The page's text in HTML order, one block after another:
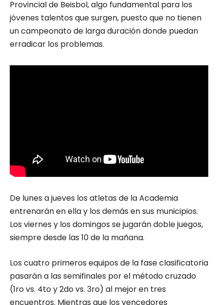
Provincial de Beisbol, algo fundamental para los
jóvenes talentos que surgen, puesto que no tienen
un campeonato de larga duración donde puedan
erradicar los problemas.
De lunes a jueves los atletas de la Academia
entrenarán en ella y los demás en sus municipios.
Los viernes y los domingos se jugarán doble juegos,
siempre desde las 10 de la mañana.
Los cuatro primeros equipos de la fase clasificatoria
pasarán a las semifinales por el método cruzado
(1ro vs. 4to y 2do vs. 3ro) al mejor en tres
encuentros. Mientras que los vencedores